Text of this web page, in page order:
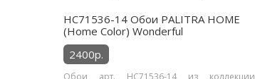
HC71536-14 Обои PALITRA HOME
(Home Color) Wonderful
2400р.
Обои арт. HC71536-14 из коллекции